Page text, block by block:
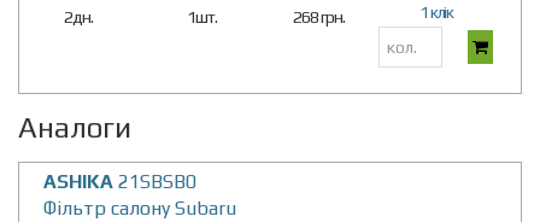
2дн. 1шт. 268 грн. 1 клік
Аналоги
ASHIKA 21SBSB0
Фільтр салону Subaru